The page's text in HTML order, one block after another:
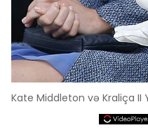
Kate Middleton və Kraliça II